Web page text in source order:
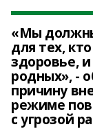
«Мы
для тех,
здоровье,
родных», -
причину
режиме
с угрозой